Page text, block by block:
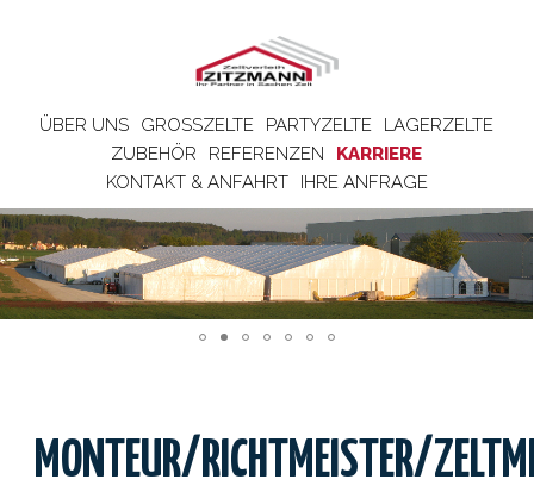
ÜBER UNS GROSSZELTE PARTYZELTE
LAGERZELTE
ZUBEHÖR
REFERENZEN
KARRIERE
KONTAKT & ANFAHRT
IHRE ANFRAGE
MONTEUR/RICHTMEISTER/